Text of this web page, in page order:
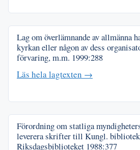
Lag om överlämnande av allmänna
kyrkan eller någon av dess
förvaring, m.m. 1999:288
Läs hela lagtexten →
Förordning om statliga
leverera skrifter till Kungl.
Riksdagsbiblioteket 1988:377